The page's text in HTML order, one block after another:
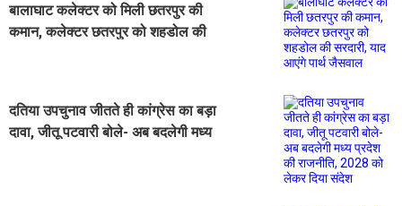
बालाघाट कलेक्टर को मिली छतरपुर की
कमान, कलेक्टर छतरपुर को शहडोल की
दतिया उपचुनाव जीतते ही कांग्रेस का बड़ा
दावा, जीतू पटवारी बोले- अब बदलेगी मध्य